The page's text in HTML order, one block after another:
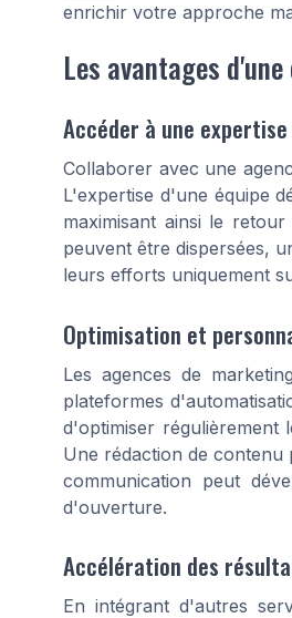
enrichir votre approche
Les avantages
Accéder à une
Collaborer avec une
L'expertise d'une équipe
maximisant ainsi le
peuvent être dispersées,
leurs efforts uniquement
Optimisation et
Les agences de
plateformes
d'optimiser régulièrement
Une rédaction de contenu
communication peut
d'ouverture.
Accélération des
En intégrant d'autres